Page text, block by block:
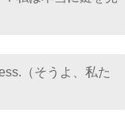
（そうよ、私た